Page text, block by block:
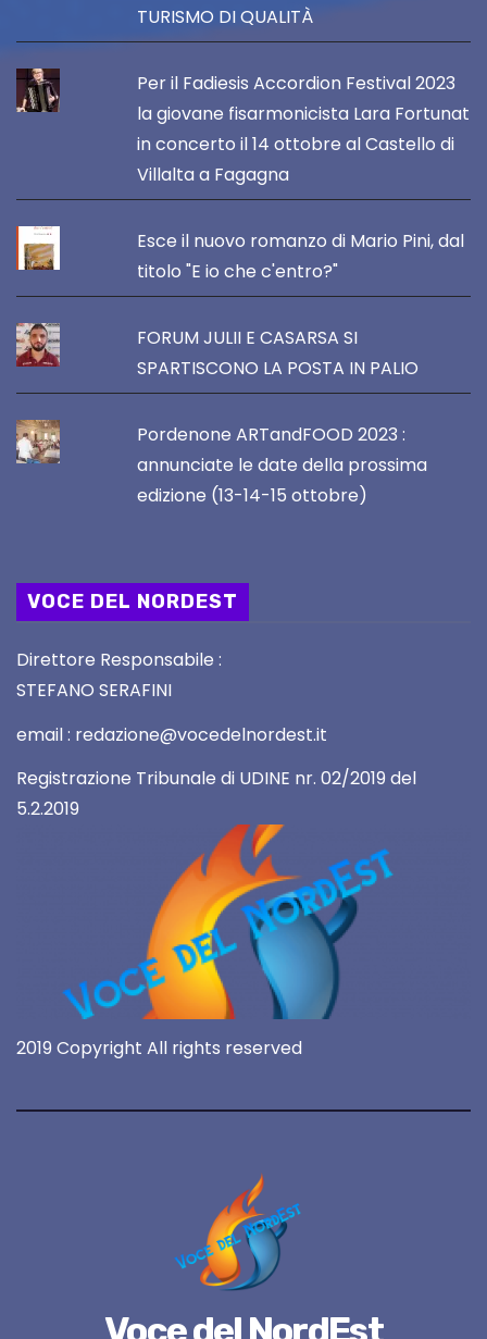
TURISMO DI QUALITÀ
Per il Fadiesis Accordion Festival 2023
la giovane fisarmonicista Lara Fortunat
in concerto il 14 ottobre al Castello di
Villalta a Fagagna
Esce il nuovo romanzo di Mario Pini, dal
titolo "E io che c'entro?"
FORUM JULII E CASARSA SI
SPARTISCONO LA POSTA IN PALIO
Pordenone ARTandFOOD 2023 :
annunciate le date della prossima
edizione (13-14-15 ottobre)
VOCE DEL NORDEST
Direttore Responsabile :
STEFANO SERAFINI
email : redazione@vocedelnordest.it
Registrazione Tribunale di UDINE nr. 02/2019 del
5.2.2019
2019 Copyright All rights reserved